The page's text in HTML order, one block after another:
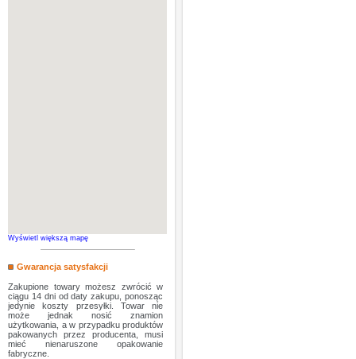
Wyświetl większą mapę
Gwarancja satysfakcji
Zakupione towary możesz zwrócić w
ciągu 14 dni od daty zakupu, ponosząc
jedynie koszty przesyłki. Towar nie
może jednak nosić znamion
użytkowania, a w przypadku produktów
pakowanych przez producenta, musi
mieć nienaruszone opakowanie
fabryczne.